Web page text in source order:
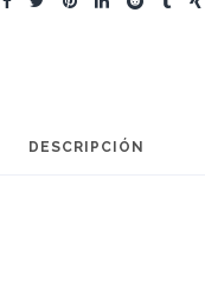
DESCRIPCIÓN